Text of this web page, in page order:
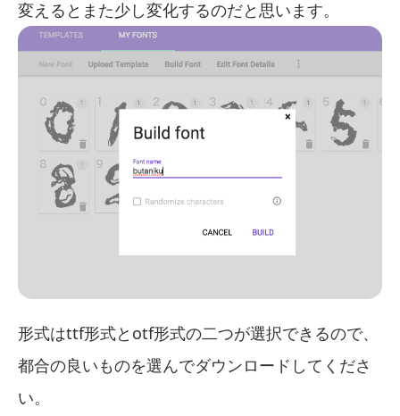
変えるとまた少し変化するのだと思います。
形式はttf形式とotf形式の二つが選択できるので、
都合の良いものを選んでダウンロードしてくださ
い。